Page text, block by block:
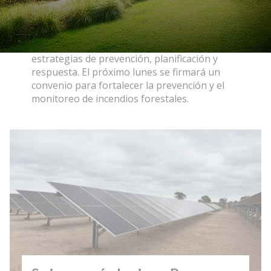
Niño
EcoObjetivo
General
06/08/2026
La Provincia y la Nación coordinaron
estrategias de prevención, planificación y
respuesta. El próximo lunes se firmará un
convenio para fortalecer la prevención y el
monitoreo de incendios forestales.